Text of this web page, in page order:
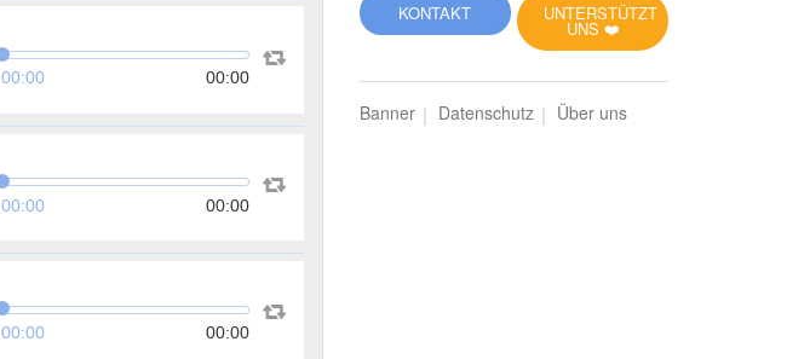
00:00 00:00
00:00 00:00
00:00 00:00
UNTERSTÜTZT
UNS ❤️
KONTAKT
Banner Datenschutz Über uns